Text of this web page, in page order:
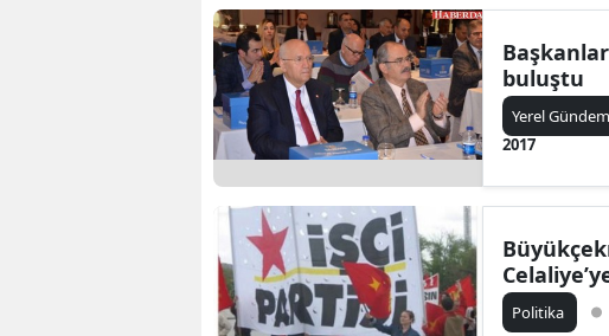
buluştu
Yerel Gündem
2017
Politika